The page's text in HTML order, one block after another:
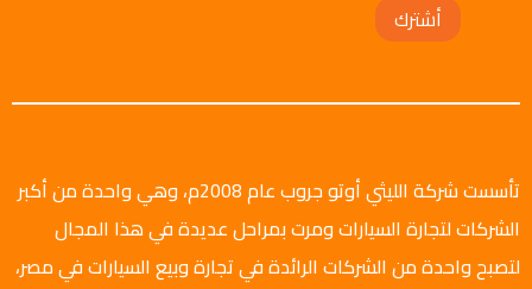
أشترك
تأسست شركة الليثي أوتو جروب عام 2008م، وهي واحدة من أكبر
الشركات لتجارة السيارات ومرت بمراحل عديدة في هذا المجال
لتصبح واحدة من الشركات الرائدة في تجارة وبيع السيارات في مصر،